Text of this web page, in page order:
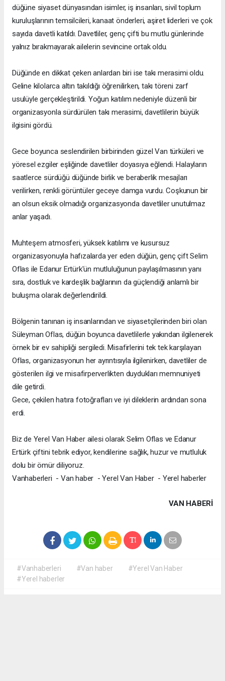
düğüne siyaset dünyasından isimler, iş insanları, sivil toplum
kuruluşlarının temsilcileri, kanaat önderleri, aşiret liderleri ve çok
sayıda davetli katıldı. Davetliler, genç çifti bu mutlu günlerinde
yalnız bırakmayarak ailelerin sevincine ortak oldu.
Düğünde en dikkat çeken anlardan biri ise takı merasimi oldu.
Geline kilolarca altın takıldığı öğrenilirken, takı töreni zarf
usulüyle gerçekleştirildi. Yoğun katılım nedeniyle düzenli bir
organizasyonla sürdürülen takı merasimi, davetlilerin büyük
ilgisini gördü.
Gece boyunca seslendirilen birbirinden güzel Van türküleri ve
yöresel ezgiler eşliğinde davetliler doyasıya eğlendi. Halayların
saatlerce sürdüğü düğünde birlik ve beraberlik mesajları
verilirken, renkli görüntüler geceye damga vurdu. Coşkunun bir
an olsun eksik olmadığı organizasyonda davetliler unutulmaz
anlar yaşadı.
Muhteşem atmosferi, yüksek katılımı ve kusursuz
organizasyonuyla hafızalarda yer eden düğün, genç çift Selim
Oflas ile Edanur Ertürk'ün mutluluğunun paylaşılmasının yanı
sıra, dostluk ve kardeşlik bağlarının da güçlendiği anlamlı bir
buluşma olarak değerlendirildi.
Bölgenin tanınan iş insanlarından ve siyasetçilerinden biri olan
Süleyman Oflas, düğün boyunca davetlilerle yakından ilgilenerek
örnek bir ev sahipliği sergiledi. Misafirlerini tek tek karşılayan
Oflas, organizasyonun her ayrıntısıyla ilgilenirken, davetliler de
gösterilen ilgi ve misafirperverlikten duydukları memnuniyeti
dile getirdi.
Gece, çekilen hatıra fotoğrafları ve iyi dileklerin ardından sona
erdi.
Biz de Yerel Van Haber ailesi olarak Selim Oflas ve Edanur
Ertürk çiftini tebrik ediyor, kendilerine sağlık, huzur ve mutluluk
dolu bir ömür diliyoruz.
Vanhaberleri - Van haber - Yerel Van Haber - Yerel haberler
VAN HABERİ
#Vanhaberleri #Van haber
#Yerel Van Haber
#Yerel haberler